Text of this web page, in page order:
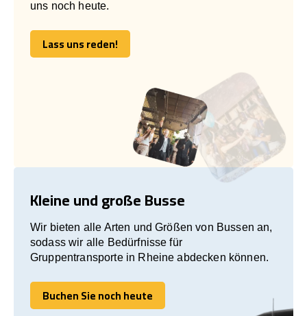
uns noch heute.
Lass uns reden!
Lass uns reden!
Kleine und große Busse
Wir bieten alle Arten und Größen von Bussen an,
sodass wir alle Bedürfnisse für
Gruppentransporte in Rheine abdecken können.
Buchen Sie noch heute
Buchen Sie noch heute